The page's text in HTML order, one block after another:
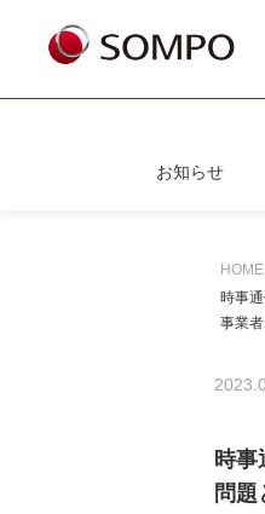
お知らせ
HOME
時事
事業
時事
問